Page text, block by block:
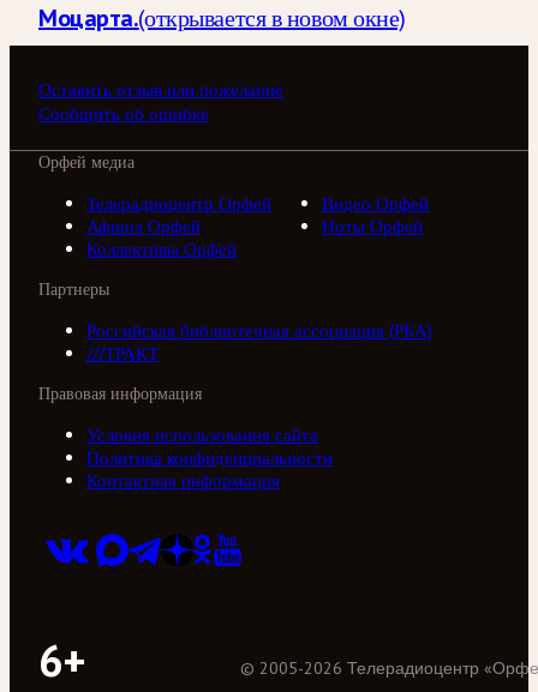
Моцарта.(открывается в новом окне)
Оставить отзыв или пожелание
Сообщить об ошибке
Орфей медиа
Телерадиоцентр Орфей
Видео Орфей
Афиша Орфей
Ноты Орфей
Коллективы Орфей
Партнеры
Российская библиотечная ассоциация (РБА)
///ТРАКТ
Правовая информация
Условия использования сайта
Политика конфиденциальности
Контактная информация
6+ © 2005-2026 Телерадиоцентр